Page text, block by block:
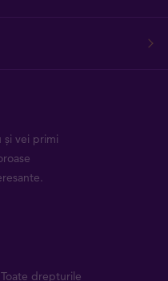
și vei primi
drepturile